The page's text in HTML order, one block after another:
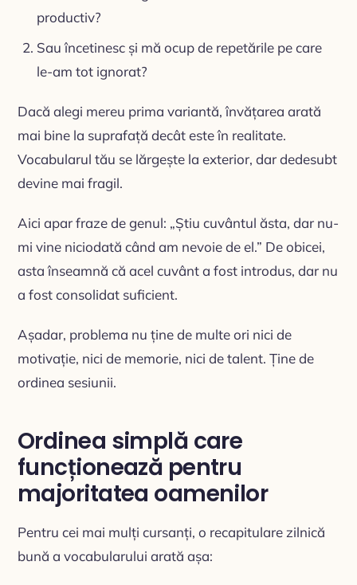
productiv?
Sau încetinesc și mă ocup de repetările pe care
le-am tot ignorat?
Dacă alegi mereu prima variantă, învățarea arată
mai bine la suprafață decât este în realitate.
Vocabularul tău se lărgește la exterior, dar dedesubt
devine mai fragil.
Aici apar fraze de genul: „Știu cuvântul ăsta, dar nu-
mi vine niciodată când am nevoie de el.” De obicei,
asta înseamnă că acel cuvânt a fost introdus, dar nu
a fost consolidat suficient.
Așadar, problema nu ține de multe ori nici de
motivație, nici de memorie, nici de talent. Ține de
ordinea sesiunii.
Ordinea simplă care
funcționează pentru
majoritatea oamenilor
Pentru cei mai mulți cursanți, o recapitulare zilnică
bună a vocabularului arată așa: